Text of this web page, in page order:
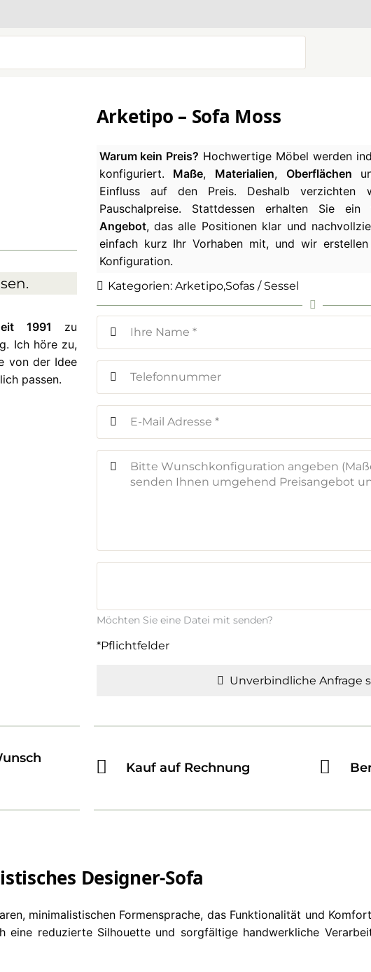
1991 zu
Ich höre zu,
von der Idee
passen.
Arketipo – Sofa Moss
Warum kein Preis? Hochwertige Möbel werden
konfiguriert. Maße, Materialien, Oberflächen
Einfluss auf den Preis. Deshalb verzichten
Pauschalpreise. Stattdessen erhalten Sie ein
Angebot, das alle Positionen klar und
einfach kurz Ihr Vorhaben mit, und wir
Konfiguration.
Kategorien: Arketipo,Sofas / Sessel
Möchten Sie eine Datei mit senden?
*Pflichtfelder
Unverbindliche Anfrage
Kauf auf Rechnung
Designer-Sofa
minimalistischen Formensprache, das Funktionalität und
eine reduzierte Silhouette und sorgfältige handwerkliche